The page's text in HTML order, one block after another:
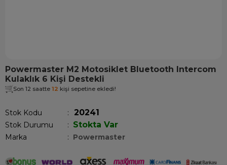
Powermaster M2 Motosiklet Bluetooth Intercom
Kulaklık 6 Kişi Destekli
Son 12 saatte 12 kişi sepetine ekledi!
Stok Kodu 20241
Stok Durumu : Stokta Var
Marka : Powermaster